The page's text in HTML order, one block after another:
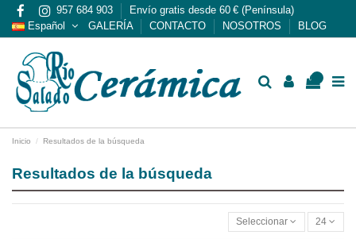
957 684 903
Envío gratis desde 60 € (Península)
Español
GALERÍA CONTACTO NOSOTROS BLOG
Inicio Resultados de la búsqueda
Resultados de la búsqueda
Seleccionar 24